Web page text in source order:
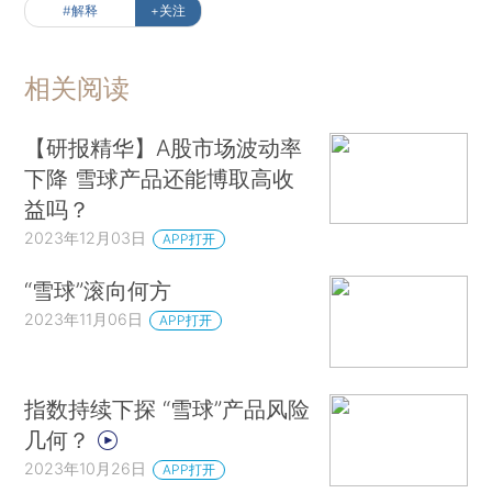
#解释 +关注
相关阅读
【研报精华】A股市场波动率
下降 雪球产品还能博取高收
益吗？
2023年12月03日 APP打开
“雪球”滚向何方
2023年11月06日 APP打开
指数持续下探 “雪球”产品风险
几何？
2023年10月26日 APP打开